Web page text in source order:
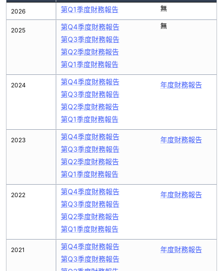
2026
2025
2024
2023
2022
2021
第Q1季度財務報告 無
第Q4季度財務報告
第Q3季度財務報告
第Q2季度財務報告
第Q1季度財務報告
無
第Q4季度財務報告
第Q3季度財務報告
第Q2季度財務報告
第Q1季度財務報告
年度財務報告
第Q4季度財務報告
第Q3季度財務報告
第Q2季度財務報告
第Q1季度財務報告
年度財務報告
第Q4季度財務報告
第Q3季度財務報告
第Q2季度財務報告
第Q1季度財務報告
年度財務報告
第Q4季度財務報告
第Q3季度財務報告
年度財務報告